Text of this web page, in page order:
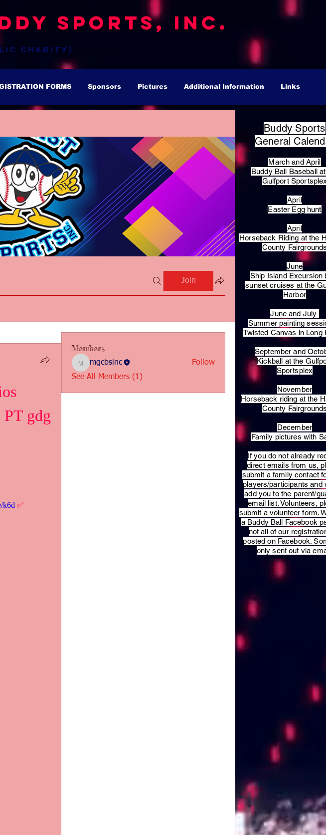
Sports, Inc.
charity)
FORMS Sponsors Pictures Additional Information Links
Join
gdg
k6d ✅
Members
mgcbsinc
mgcbsinc
Follow
See All Members (1)
Buddy Sports
General
March and April
Buddy Ball Baseball
Gulfport
April
Easter Egg hunt
April
Horseback Riding at the
County
June
Ship Island Excursion
sunset cruises at the
Harbor
June and July
Summer painting
Twisted Canvas in Long
September and
Kickball at the
Sportsplex
November
Horseback riding at the
County
December
Family pictures with
​If you do not already
direct emails from us,
submit a family contact
players/participants and
add you to the parent/
email list. Volunteers,
submit a volunteer form.
a Buddy Ball Facebook
not all of our
posted on Facebook.
only sent out via